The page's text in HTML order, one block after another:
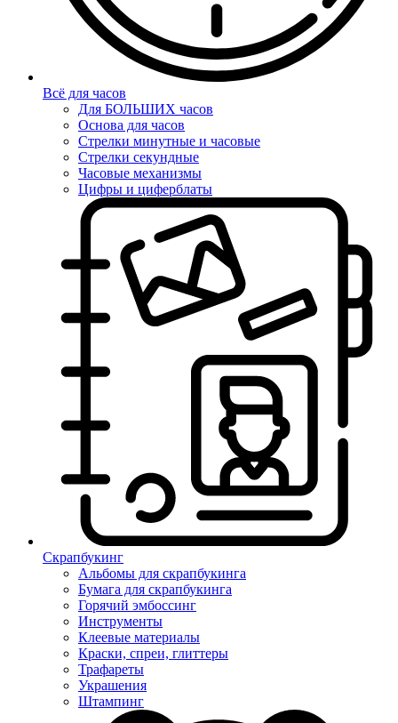
Всё для часов
Для БОЛЬШИХ часов
Основа для часов
Стрелки минутные и часовые
Стрелки секундные
Часовые механизмы
Цифры и циферблаты
Скрапбукинг
Альбомы для скрапбукинга
Бумага для скрапбукинга
Горячий эмбоссинг
Инструменты
Клеевые материалы
Краски, спреи, глиттеры
Трафареты
Украшения
Штампинг